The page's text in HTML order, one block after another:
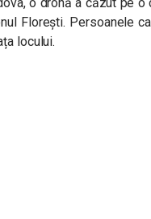
Florești. Persoanele
locului.